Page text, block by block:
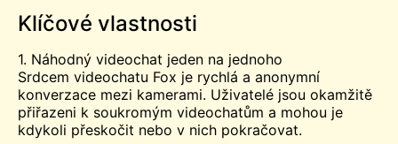
Klíčové vlastnosti
1. Náhodný videochat jeden na jednoho
Srdcem videochatu Fox je rychlá a anonymní
konverzace mezi kamerami. Uživatelé jsou okamžitě
přiřazeni k soukromým videochatům a mohou je
kdykoli přeskočit nebo v nich pokračovat.